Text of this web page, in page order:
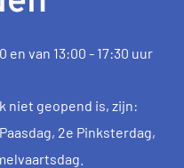
en van 13:00 - 17:30 uur
niet geopend is, zijn:
2e Pinksterdag,